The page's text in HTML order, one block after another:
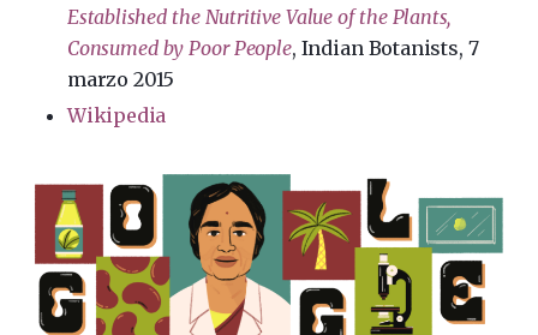
Established the Nutritive Value of the Plants,
Consumed by Poor People, Indian Botanists, 7
marzo 2015
Wikipedia